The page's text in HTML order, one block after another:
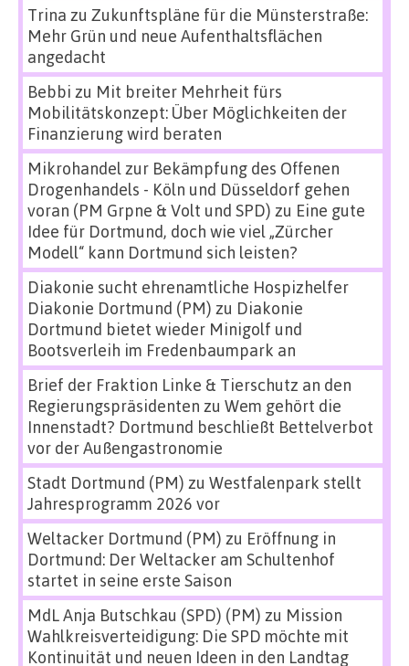
Trina zu Zukunftspläne für die Münsterstraße:
Mehr Grün und neue Aufenthaltsflächen
angedacht
Bebbi zu Mit breiter Mehrheit fürs
Mobilitätskonzept: Über Möglichkeiten der
Finanzierung wird beraten
Mikrohandel zur Bekämpfung des Offenen
Drogenhandels - Köln und Düsseldorf gehen
voran (PM Grpne & Volt und SPD) zu Eine gute
Idee für Dortmund, doch wie viel „Zürcher
Modell“ kann Dortmund sich leisten?
Diakonie sucht ehrenamtliche Hospizhelfer
Diakonie Dortmund (PM) zu Diakonie
Dortmund bietet wieder Minigolf und
Bootsverleih im Fredenbaumpark an
Brief der Fraktion Linke & Tierschutz an den
Regierungspräsidenten zu Wem gehört die
Innenstadt? Dortmund beschließt Bettelverbot
vor der Außengastronomie
Stadt Dortmund (PM) zu Westfalenpark stellt
Jahresprogramm 2026 vor
Weltacker Dortmund (PM) zu Eröffnung in
Dortmund: Der Weltacker am Schultenhof
startet in seine erste Saison
MdL Anja Butschkau (SPD) (PM) zu Mission
Wahlkreisverteidigung: Die SPD möchte mit
Kontinuität und neuen Ideen in den Landtag